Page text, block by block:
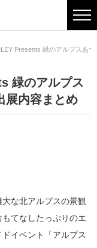
Presents 緑のアルプスあ
緑のアルプス
展内容まとめ
な北アルプスの景観
てなしたっぷりのエ
イベント「アルプス